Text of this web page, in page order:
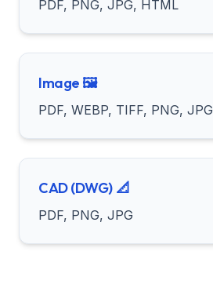
PDF, PNG, JPG, HTML
🖼️ Image
PDF, WEBP, TIFF, PNG, JPG
📐 CAD (DWG)
PDF, PNG, JPG